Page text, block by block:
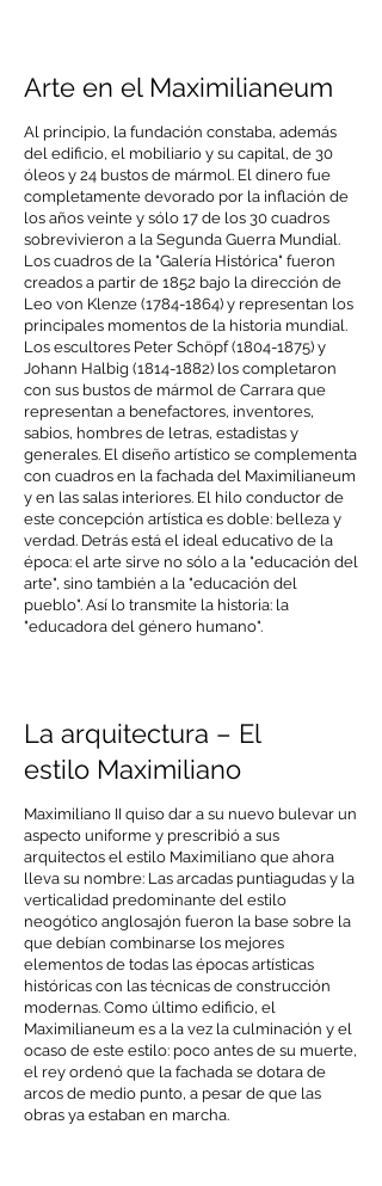
Arte en el Maximilianeum
Al principio, la fundación constaba, además
del edificio, el mobiliario y su capital, de 30
óleos y 24 bustos de mármol. El dinero fue
completamente devorado por la inflación de
los años veinte y sólo 17 de los 30 cuadros
sobrevivieron a la Segunda Guerra Mundial.
Los cuadros de la "Galería Histórica" fueron
creados a partir de 1852 bajo la dirección de
Leo von Klenze (1784-1864) y representan los
principales momentos de la historia mundial.
Los escultores Peter Schöpf(1804-1875) y
Johann Halbig (1814-1882) los completaron
con sus bustos de mármol de Carrara que
representan a benefactores, inventores,
sabios, hombres de letras, estadistas y
generales. El diseño artístico se complementa
con cuadros en la fachada del Maximilianeum
y en las salas interiores. El hilo conductor de
este concepción artística es doble: belleza y
verdad. Detrás está el ideal educativo de la
época: el arte sirve no sólo a la "educación del
arte", sino también a la "educación del
pueblo". Así lo transmite la historia: la
"educadora del género humano".
La arquitectura – El
estilo Maximiliano
Maximiliano II quiso dar a su nuevo bulevar un
aspecto uniforme y prescribió a sus
arquitectos el estilo Maximiliano que ahora
lleva su nombre: Las arcadas puntiagudas y la
verticalidad predominante del estilo
neogótico anglosajón fueron la base sobre la
que debían combinarse los mejores
elementos de todas las épocas artísticas
históricas con las técnicas de construcción
modernas. Como último edificio, el
Maximilianeum es a la vez la culminación y el
ocaso de este estilo: poco antes de su muerte,
el rey ordenó que la fachada se dotara de
arcos de medio punto, a pesar de que las
obras ya estaban en marcha.